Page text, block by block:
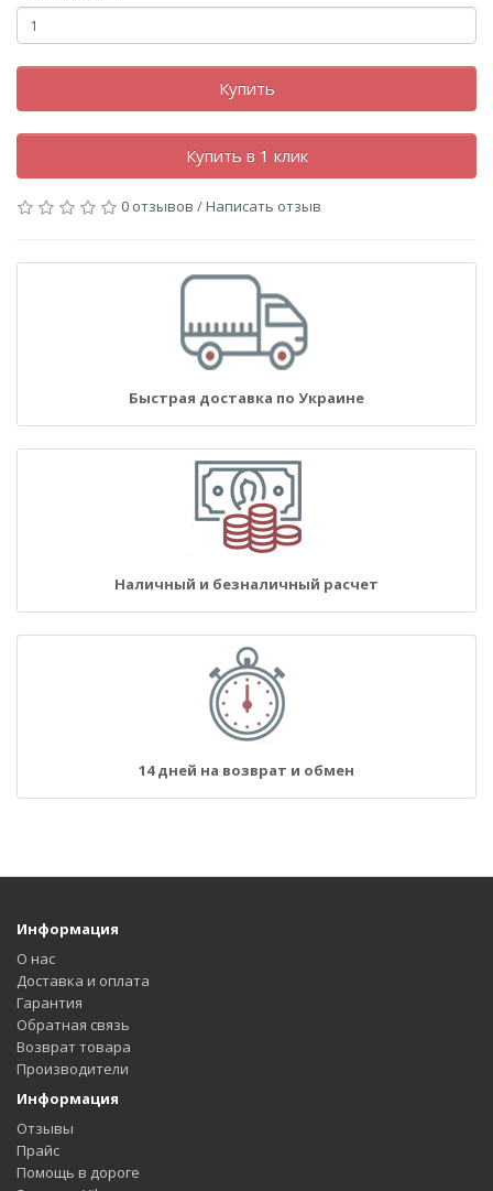
Купить
Купить в 1 клик
0 отзывов /Написать отзыв
Быстрая доставка по Украине
Наличный и безналичный расчет
14 дней на возврат и обмен
Информация
О нас
Доставка и оплата
Гарантия
Обратная связь
Возврат товара
Производители
Информация
Отзывы
Прайс
Помощь в дороге